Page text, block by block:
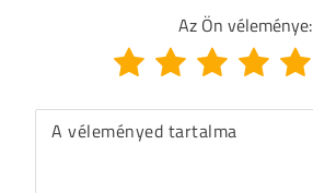
Az Ön véleménye:
A véleményed tartalma